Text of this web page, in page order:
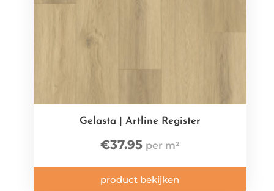
Gelasta | Artline Register
€37.95
product bekijken